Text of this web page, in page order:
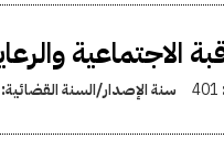
الاجتماعية
401 سنة الإصدار/السنة